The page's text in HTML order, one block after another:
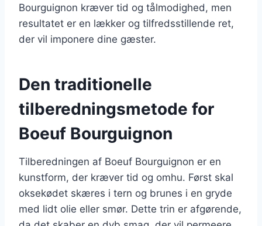
Bourguignon kræver tid og tålmodighed, men
resultatet er en lækker og tilfredsstillende ret,
der vil imponere dine gæster.
Den traditionelle
tilberedningsmetode for
Boeuf Bourguignon
Tilberedningen af Boeuf Bourguignon er en
kunstform, der kræver tid og omhu. Først skal
oksekødet skæres i tern og brunes i en gryde
med lidt olie eller smør. Dette trin er afgørende,